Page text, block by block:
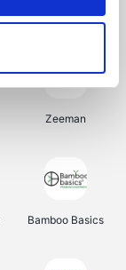
Tennis Point
Zeeman
Bamboo Basics